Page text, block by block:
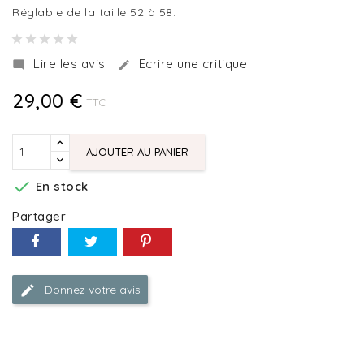
Réglable de la taille 52 à 58.
 Lire les avis  Ecrire une critique
29,00 € TTC
AJOUTER AU PANIER
 En stock
Partager
Donnez votre avis